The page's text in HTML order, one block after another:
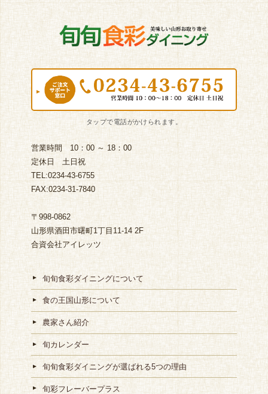
営業時間 10：00 ～ 18：00
定休日 土日祝
TEL:0234-43-6755
FAX:0234-31-7840
〒998-0862
山形県酒田市曙町1丁目11-14 2F
合資会社アイレッツ
旬旬食彩ダイニングについて
食の王国山形について
農家さん紹介
旬カレンダー
旬旬食彩ダイニングが選ばれる5つの理由
旬彩フレーバープラス